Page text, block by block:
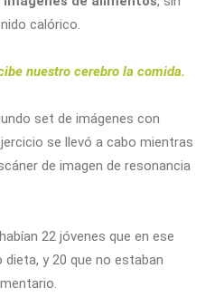
calórico.
nuestro cerebro la comida.
set de imágenes con
se llevó a cabo mientras
de imagen de resonancia
22 jóvenes que en ese
y 20 que no estaban